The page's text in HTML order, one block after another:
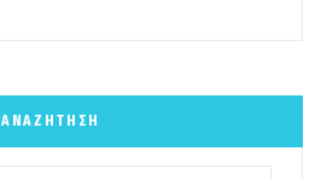
ΑΝΑΖΉΤΗΣΗ